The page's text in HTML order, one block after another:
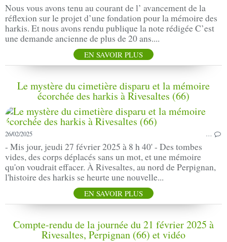
Nous vous avons tenu au courant de l’ avancement de la
réflexion sur le projet d’une fondation pour la mémoire des
harkis. Et nous avons rendu publique la note rédigée C’est
une demande ancienne de plus de 20 ans....
EN SAVOIR PLUS
Le mystère du cimetière disparu et la mémoire
écorchée des harkis à Rivesaltes (66)
26/02/2025 …
- Mis jour, jeudi 27 février 2025 à 8 h 40' - Des tombes
vides, des corps déplacés sans un mot, et une mémoire
qu'on voudrait effacer. À Rivesaltes, au nord de Perpignan,
l'histoire des harkis se heurte une nouvelle...
EN SAVOIR PLUS
Compte-rendu de la journée du 21 février 2025 à
Rivesaltes, Perpignan (66) et vidéo